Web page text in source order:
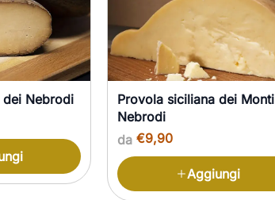
dei Nebrodi
Provola siciliana dei Monti
Nebrodi
da €9,90
Aggiungi